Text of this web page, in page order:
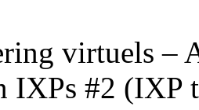
virtuels –
IXPs #2 (IXP